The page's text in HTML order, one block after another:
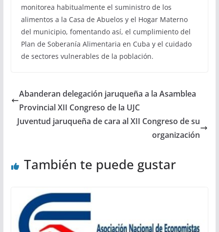
monitorea habitualmente el suministro de los
alimentos a la Casa de Abuelos y el Hogar Materno
del municipio, fomentando así, el cumplimiento del
Plan de Soberanía Alimentaria en Cuba y el cuidado
de sectores vulnerables de la población.
Abanderan delegación jaruqueña a la Asamblea
Provincial XII Congreso de la UJC
Juventud jaruqueña de cara al XII Congreso de su
organización
También te puede gustar